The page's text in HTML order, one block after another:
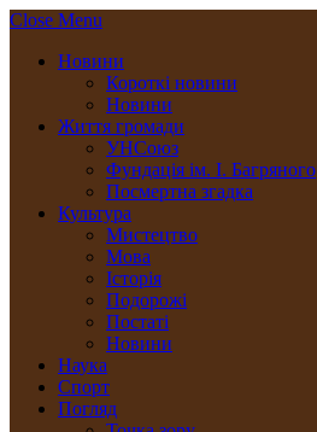
Close Menu
Новини
Короткі новини
Новини
Життя громади
УНСоюз
Фундація ім. І. Багряного
Посмертна згадка
Культура
Мистецтво
Мова
Історія
Подорожі
Постаті
Новини
Наука
Спорт
Погляд